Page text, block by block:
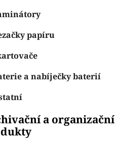
papíru
a nabíječky baterií
a organizační